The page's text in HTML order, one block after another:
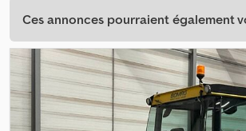
Ces annonces pourraient également